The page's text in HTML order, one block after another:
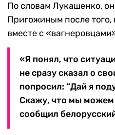
По словам Лукашенко,
Пригожиным после того,
вместе с
«Я понял, что
не сразу сказал о
попросил: “Дай я
Скажу, что мы можем
сообщил